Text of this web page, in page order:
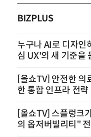
BIZPLUS
누구나 AI로 디자
심 UX'의 새 기준을
[올쇼TV] 안전한 의
한 통합 인프라 전략
[올쇼TV] 스플렁크
의 옵저버빌리티"